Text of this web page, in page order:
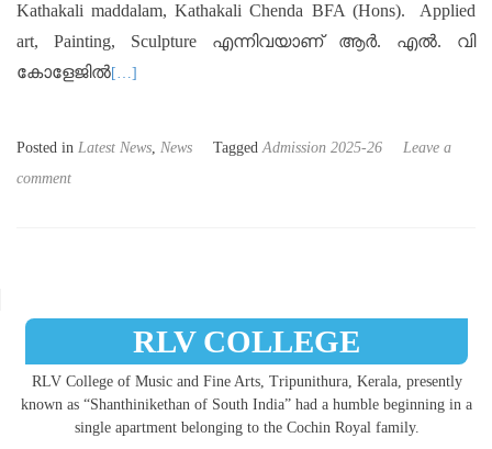
Kathakali maddalam, Kathakali Chenda BFA (Hons). Applied
art, Painting, Sculpture എന്നിവയാണ് ആർ. എൽ. വി
കോളേജിൽ[…]
Posted in Latest News, News TaggedAdmission 2025-26
Leave a
comment
RLV COLLEGE
RLV College of Music and Fine Arts, Tripunithura, Kerala, presently
known as “Shanthinikethan of South India” had a humble beginning in a
single apartment belonging to the Cochin Royal family.